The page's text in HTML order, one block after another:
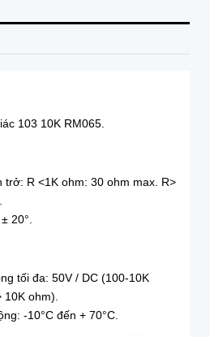
103 10K RM065.
trở: R <1K ohm: 30 ohm max. R>
20°.
tối đa: 50V / DC (100-10K
10K ohm).
-10°C đến + 70°C.